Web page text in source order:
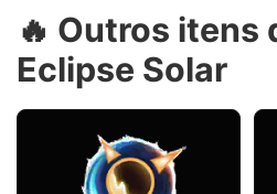
🔥 Outros itens
Eclipse Solar